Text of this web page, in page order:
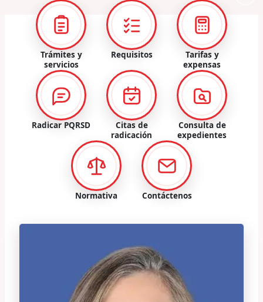
Trámites y
servicios
Requisitos
Tarifas y
expensas
Radicar PQRSD
Citas de
radicación
Consulta de
expedientes
Normativa Contáctenos